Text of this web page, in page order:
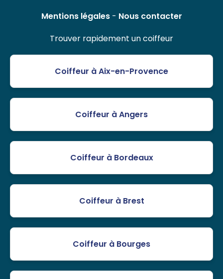
Mentions légales- Nous contacter
Trouver rapidement un coiffeur
Coiffeur à Aix-en-Provence
Coiffeur à Angers
Coiffeur à Bordeaux
Coiffeur à Brest
Coiffeur à Bourges